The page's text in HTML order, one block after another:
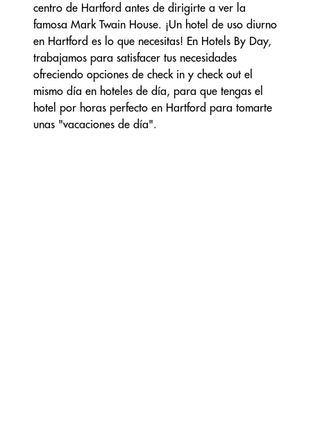
centro de Hartford antes de dirigirte a ver la
famosa Mark Twain House. ¡Un hotel de uso diurno
en Hartford es lo que necesitas! En Hotels By Day,
trabajamos para satisfacer tus necesidades
ofreciendo opciones de check in y check out el
mismo día en hoteles de día, para que tengas el
hotel por horas perfecto en Hartford para tomarte
unas "vacaciones de día".